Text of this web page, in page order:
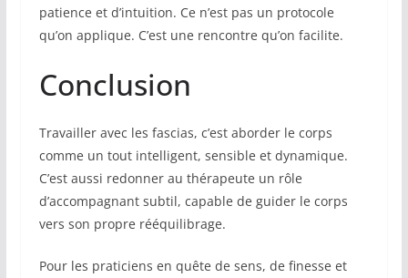
patience et d’intuition. Ce n’est pas un protocole
qu’on applique. C’est une rencontre qu’on facilite.
Conclusion
Travailler avec les fascias, c’est aborder le corps
comme un tout intelligent, sensible et dynamique.
C’est aussi redonner au thérapeute un rôle
d’accompagnant subtil, capable de guider le corps
vers son propre rééquilibrage.
Pour les praticiens en quête de sens, de finesse et